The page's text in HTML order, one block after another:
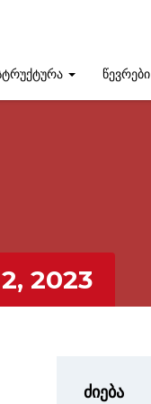
წევრები
2023
ძიება